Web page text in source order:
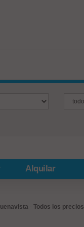
Alquilar
- Todos los precios